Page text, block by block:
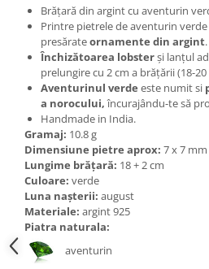
Bijuterii spinel
Bijuterii tanzanit
Bijuterii topaz
Bijuterii turcoaz
Bijuterii turmaline
Bijuterii morganit
Brățară din argint cu aventurin
Printre pietrele de aventurin
presărateornamente din argint.
Închizătoarea lobsterși lanțul
prelungire cu 2 cm a brățării (18-20
Aventurinul verde este numit si
a norocului,încurajându-te să
Handmade in India.
Gramaj: 10.8 g
Dimensiune pietre aprox: 7 x 7 mm
Lungime brățară: 18 + 2 cm
Culoare: verde
Luna nașterii: august
Materiale: argint 925
Piatra naturala:
aventurin